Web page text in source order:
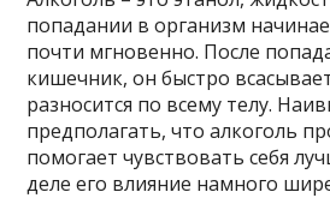
попадании в организм
почти мгновенно. После
кишечник, он быстро
разносится по всему телу.
предполагать, что алкоголь
помогает чувствовать себя
деле его влияние намного